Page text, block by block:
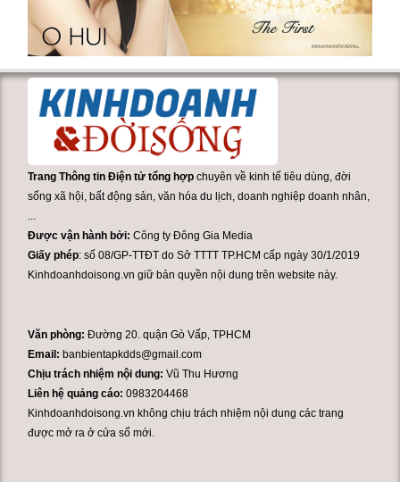
Trang Thông tin Điện tử tổng hợp chuyên về kinh tế tiêu dùng, đời
sống xã hội, bất động sản, văn hóa du lịch, doanh nghiệp doanh nhân,
...
Được vận hành bởi:Công ty Đông Gia Media
Giấy phép: số 08/GP-TTĐT do Sở TTTT TP.HCM cấp ngày 30/1/2019
Kinhdoanhdoisong.vn giữ bản quyền nội dung trên website này.
Văn phòng:Đường 20. quận Gò Vấp, TPHCM
Email: banbientapkdds@gmail.com
Chịu trách nhiệm nội dung: Vũ Thu Hương
Liên hệ quảng cáo:0983204468
Kinhdoanhdoisong.vn không chịu trách nhiệm nội dung các trang
được mở ra ở cửa sổ mới.